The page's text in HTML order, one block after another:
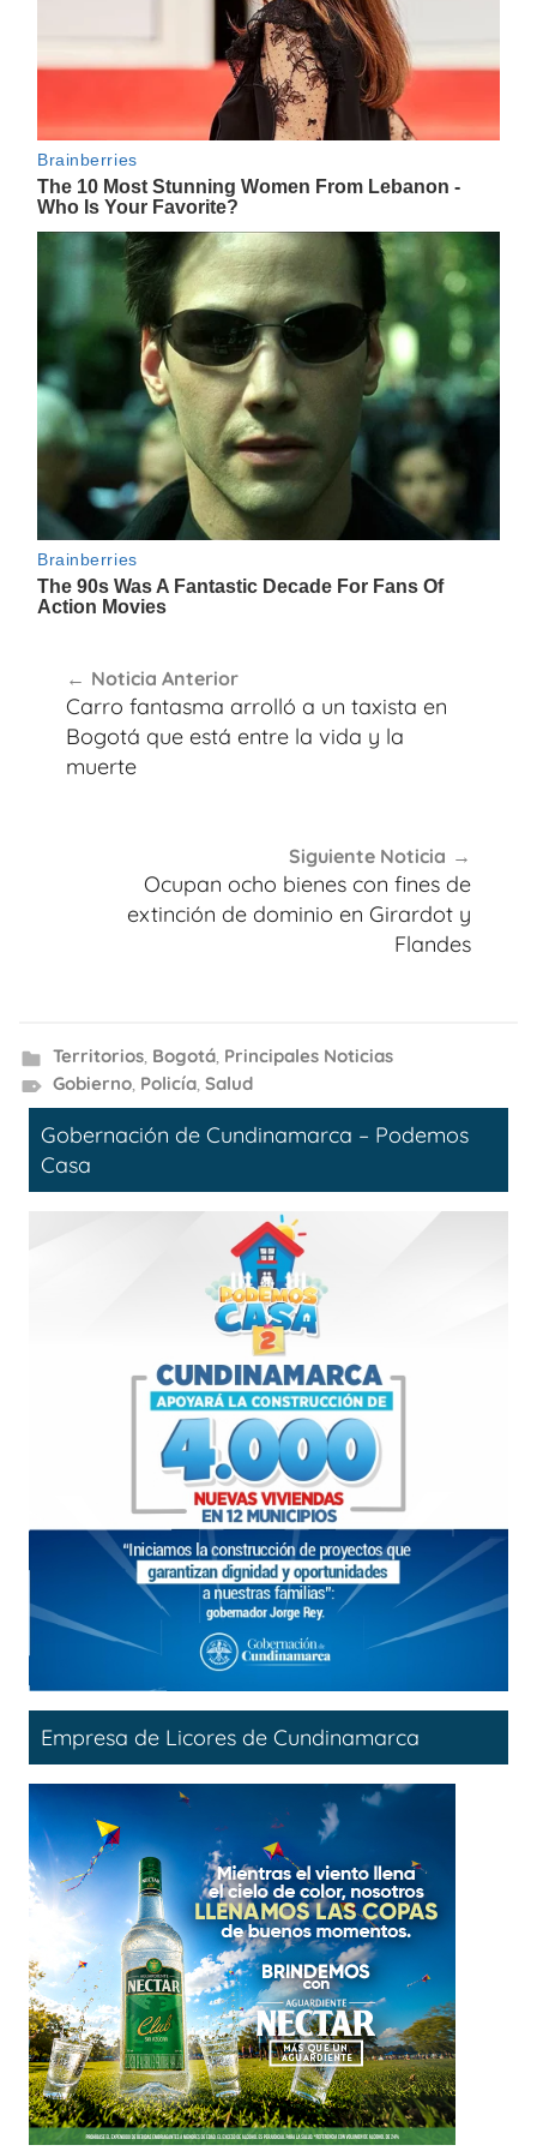
de
entradas
Noticia Anterior
Carro fantasma arrolló a un taxista en
Bogotá que está entre la vida y la
muerte
Siguiente Noticia
Ocupan ocho bienes con fines de
extinción de dominio en Girardot y
Flandes
Territorios, Bogotá, Principales Noticias
Gobierno, Policía, Salud
Gobernación de Cundinamarca – Podemos
Casa
Empresa de Licores de Cundinamarca